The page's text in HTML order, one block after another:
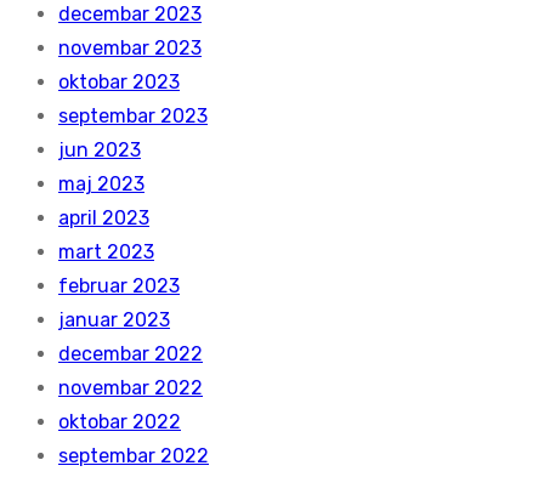
decembar 2023
novembar 2023
oktobar 2023
septembar 2023
jun 2023
maj 2023
april 2023
mart 2023
februar 2023
januar 2023
decembar 2022
novembar 2022
oktobar 2022
septembar 2022